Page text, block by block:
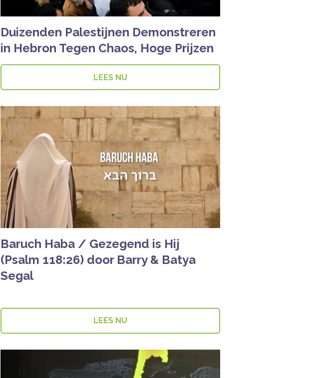
Duizenden Palestijnen Demonstreren
in Hebron Tegen Chaos, Hoge Prijzen
LEES NU
Baruch Haba / Gezegend is Hij
(Psalm 118:26) door Barry & Batya
Segal
LEES NU